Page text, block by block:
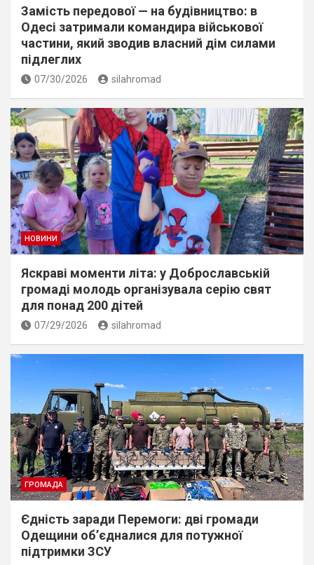
Замість передової — на будівництво: в
Одесі затримали командира військової
частини, який зводив власний дім силами
підлеглих
07/30/2026 silahromad
НОВИНИ
Яскраві моменти літа: у Доброславській
громаді молодь організувала серію свят
для понад 200 дітей
07/29/2026 silahromad
ГРОМАДА
Єдність заради Перемоги: дві громади
Одещини об’єдналися для потужної
підтримки ЗСУ